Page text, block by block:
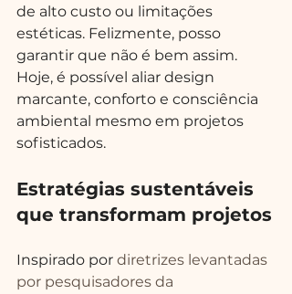
de alto custo ou limitações
estéticas. Felizmente, posso
garantir que não é bem assim.
Hoje, é possível aliar design
marcante, conforto e consciência
ambiental mesmo em projetos
sofisticados.
Estratégias sustentáveis
que transformam projetos
Inspirado por diretrizes levantadas
por pesquisadores da